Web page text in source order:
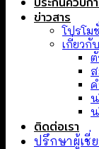
ข่าวสาร
โปรโม
เกี่ยวกั
ติดต่อเรา
ปรึกษาผู้เชี่